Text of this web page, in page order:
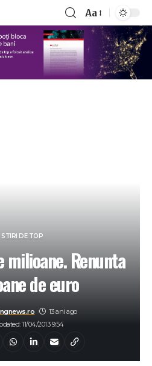
Aa
STIRI DE TOP
milioane. Renunta
de euro
11/04/2013 9:54
13 ani ago